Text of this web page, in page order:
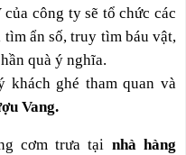
công ty sẽ tổ chức các
ẩn số, truy tìm báu vật,
quà ý nghĩa.
khách ghé tham quan và
Vang.
cơm trưa tại nhà hàng